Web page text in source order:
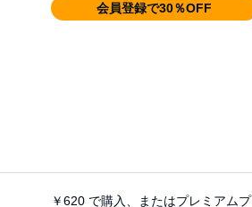
会員登録で30％OFF
￥620 で購入、またはプレミアムプ